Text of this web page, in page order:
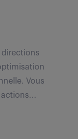
directions
Vous